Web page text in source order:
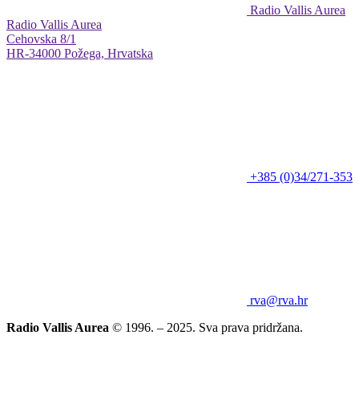
Radio Vallis Aurea
Radio Vallis Aurea
Cehovska 8/1
HR-34000 Požega, Hrvatska
+385 (0)34/271-353
rva@rva.hr
Radio Vallis Aurea © 1996. – 2025. Sva prava pridržana.